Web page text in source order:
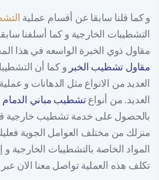
و كما قلنا سابقا عن أقسام عملية
التشطيبات الخارجية و كما أسلفنا
مقاول ذوي الخبرة الواسعه في هذا
مقاول تشطيب الخبر و كما أن
العديد من الانواع مثل الدهانات و
العديد. من أنواعتشطيب مباني الدمام
بالحصول على خدمة تشطيب خارجية
منزلك من مختلف العوامل الجوية
المواد الخاصة بالتشطيبات الخارجية
تكلف هذه العملية تواصل معنا الان عبر